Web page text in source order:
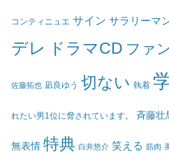
コンティニュエ サイン サラリーマ
デレ
ドラマCD ファ
佐藤拓也 凪良ゆう 切ない 執着
れたい男1位に脅されています。 斉藤壮
無表情 特典 白井悠介 笑える 筋肉